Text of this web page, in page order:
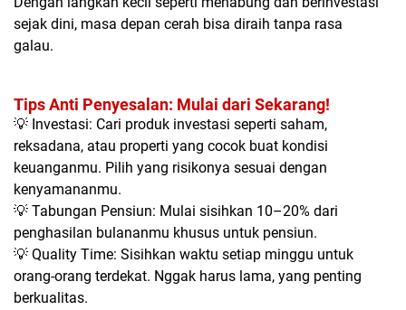
sejak dini, masa depan cerah bisa diraih tanpa rasa
galau.
Tips Anti Penyesalan: Mulai dari Sekarang!
💡 Investasi: Cari produk investasi seperti saham,
reksadana, atau properti yang cocok buat kondisi
keuanganmu. Pilih yang risikonya sesuai dengan
kenyamananmu.
💡 Tabungan Pensiun: Mulai sisihkan 10–20% dari
penghasilan bulananmu khusus untuk pensiun.
💡 Quality Time: Sisihkan waktu setiap minggu untuk
orang-orang terdekat. Nggak harus lama, yang penting
berkualitas.